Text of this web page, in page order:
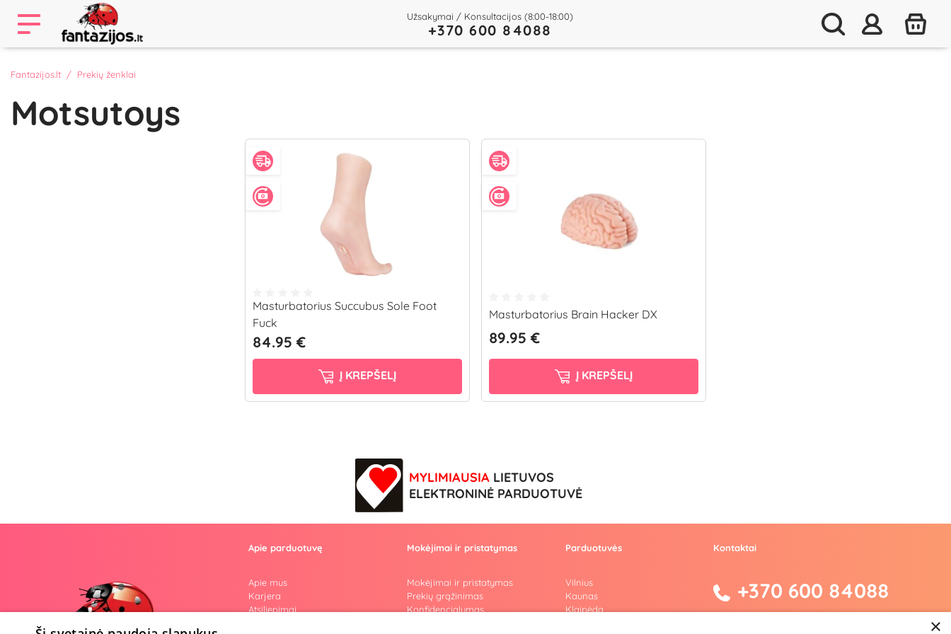
Užsakymai / Konsultacijos (8:00-18:00)
+370 600 84088
Fantazijos.lt Prekių ženklai
Motsutoys
Masturbatorius Succubus Sole Foot
Fuck
84.95 €
Į KREPŠELĮ
Masturbatorius Brain Hacker DX
89.95 €
Į KREPŠELĮ
MYLIMIAUSIA LIETUVOS
ELEKTRONINĖ PARDUOTUVĖ
Apie parduotuvę
Apie mus
Karjera
Atsiliepimai
Mokėjimai ir pristatymas
Mokėjimai ir pristatymas
Prekių grąžinimas
Konfidencialumas
Parduotuvės
Vilnius
Kaunas
Klaipėda
Kontaktai
+370 600 84088
×